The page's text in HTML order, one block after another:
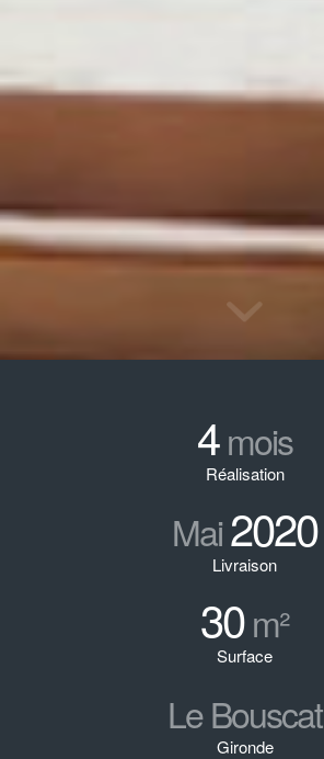
4mois
Réalisation
Mai2020
Livraison
30m²
Surface
Le Bouscat
Gironde